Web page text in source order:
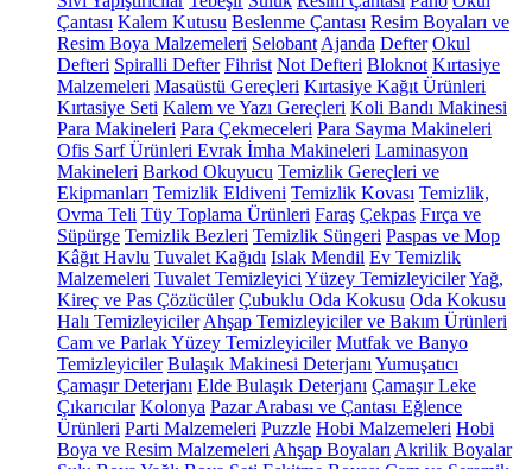
Çantası Kalem Kutusu Beslenme Çantası Resim Boyaları ve
Resim Boya Malzemeleri Selobant Ajanda Defter Okul
Defteri Spiralli Defter Fihrist Not Defteri Bloknot Kırtasiye
Malzemeleri Masaüstü Gereçleri Kırtasiye Kağıt Ürünleri
Kırtasiye Seti Kalem ve Yazı Gereçleri Koli Bandı Makinesi
Para Makineleri Para Çekmeceleri Para Sayma Makineleri
Ofis Sarf Ürünleri Evrak İmha Makineleri Laminasyon
Makineleri Barkod Okuyucu Temizlik Gereçleri ve
Ekipmanları Temizlik Eldiveni Temizlik Kovası Temizlik,
Ovma Teli Tüy Toplama Ürünleri Faraş Çekpas Fırça ve
Süpürge Temizlik Bezleri Temizlik Süngeri Paspas ve Mop
Kâğıt Havlu Tuvalet Kağıdı Islak Mendil Ev Temizlik
Malzemeleri Tuvalet Temizleyici Yüzey TemizleyicilerYağ,
Kireç ve Pas Çözücüler Çubuklu Oda Kokusu Oda Kokusu
Halı Temizleyiciler Ahşap Temizleyiciler ve Bakım Ürünleri
Cam ve Parlak Yüzey Temizleyiciler Mutfak ve Banyo
Temizleyiciler Bulaşık Makinesi Deterjanı Yumuşatıcı
Çamaşır Deterjanı Elde Bulaşık Deterjanı Çamaşır Leke
Çıkarıcılar Kolonya Pazar Arabası ve Çantası Eğlence
Ürünleri Parti Malzemeleri Puzzle Hobi Malzemeleri Hobi
Boya ve Resim Malzemeleri Ahşap Boyaları Akrilik Boyalar